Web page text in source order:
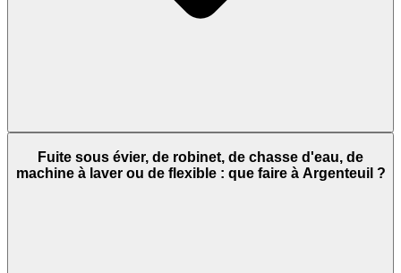
Fuite sous évier, de robinet, de chasse d'eau, de
machine à laver ou de flexible : que faire à Argenteuil ?